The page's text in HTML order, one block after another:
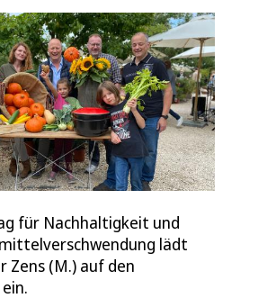
für Nachhaltigkeit und
lädt
Zens (M.) auf den